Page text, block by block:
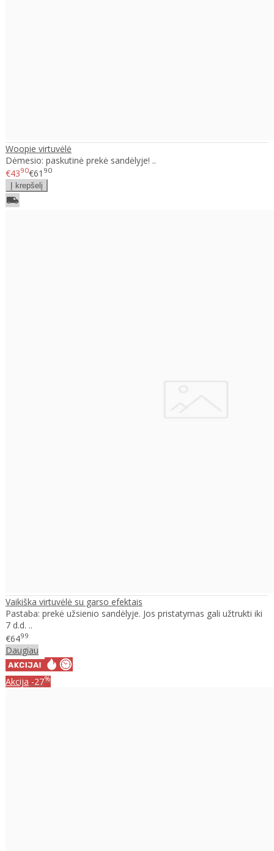
Woopie virtuvėlė
Dėmesio: paskutinė prekė sandėlyje! ..
€4390€61 90
Vaikiška virtuvėlė su garso efektais
Pastaba: prekė užsienio sandėlyje. Jos pristatymas gali užtrukti iki
7 d.d. ..
€6499
Daugiau
Akcija -27%